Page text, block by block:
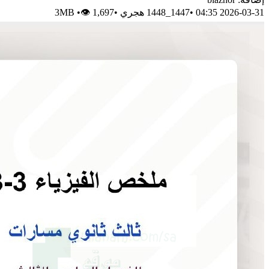
2026-03-31 04:35
•1447_1448 هجري •
3MB •👁 1,697